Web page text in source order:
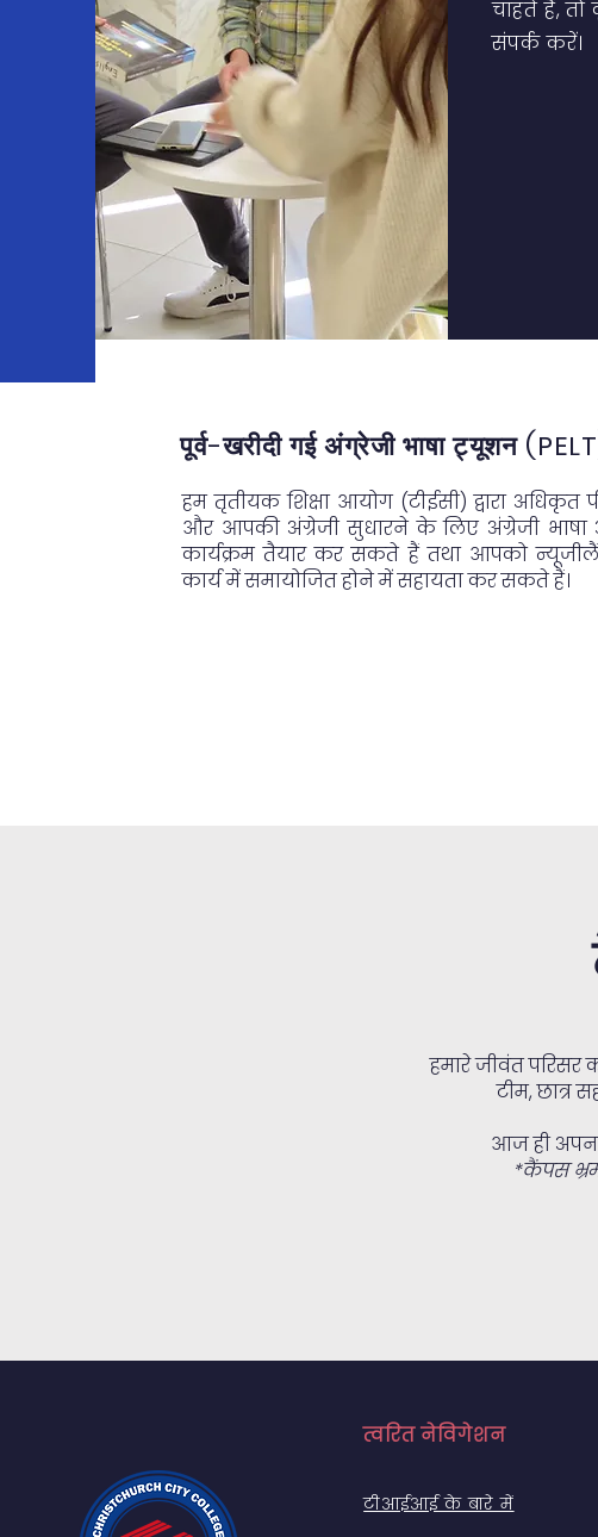
चाहते हैं,
संपर्क करें।
पूर्व-खरीदी गई अंग्रेजी भाषा ट्यूशन
हम तृतीयक शिक्षा आयोग (टीईसी) द्वारा अधिकृत
और आपकी अंग्रेजी सुधारने के लिए अंग्रेजी
कार्यक्रम तैयार कर सकते हैं तथा आपको
कार्य में समायोजित होने में सहायता कर सकते हैं।
हमारे जीवंत परिसर
टीम, छात्र
आज ही
*कैंपस
त्वरित नेविगेशन
टीआईआई के बारे में